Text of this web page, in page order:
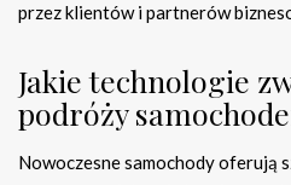
przez klientów i partnerów
Jakie technologie
podróży
Nowoczesne samochody oferują